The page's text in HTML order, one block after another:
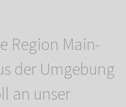
Region Main-
der Umgebung
an unser